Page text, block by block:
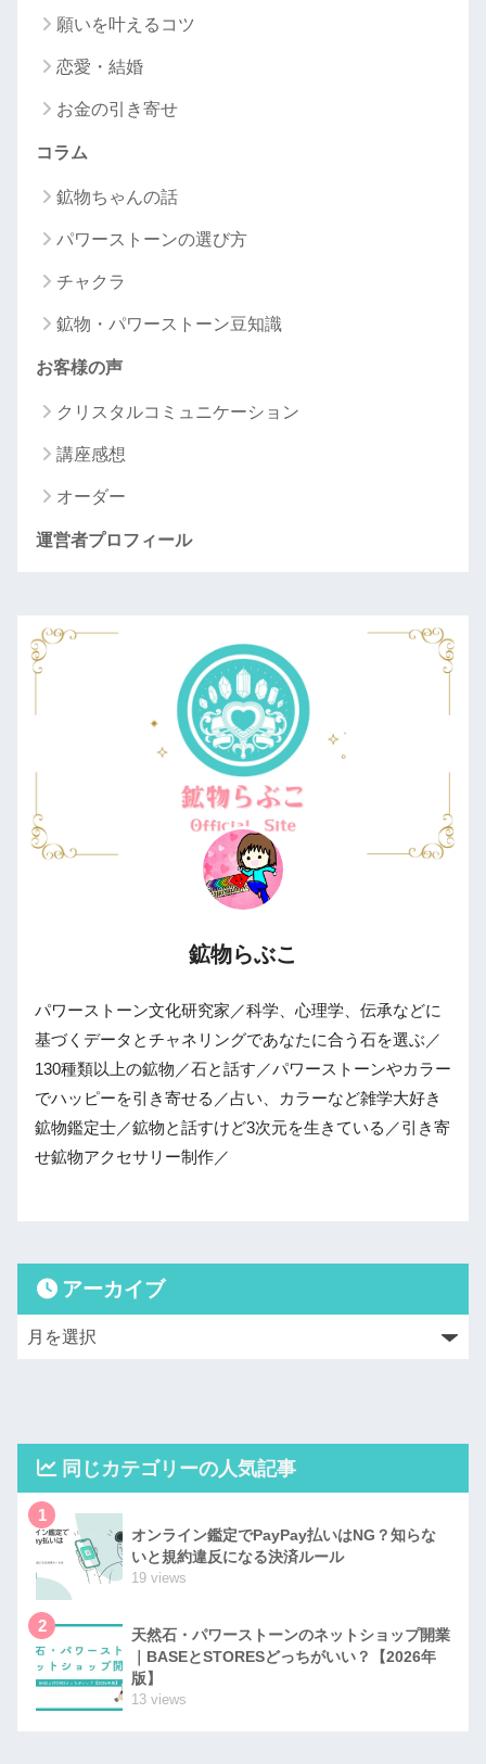
願いを叶えるコツ
恋愛・結婚
お金の引き寄せ
コラム
鉱物ちゃんの話
パワーストーンの選び方
チャクラ
鉱物・パワーストーン豆知識
お客様の声
クリスタルコミュニケーション
講座感想
オーダー
運営者プロフィール
鉱物らぶこ
パワーストーン文化研究家／科学、心理学、伝承などに
基づくデータとチャネリングであなたに合う石を選ぶ／
130種類以上の鉱物／石と話す／パワーストーンやカラー
でハッピーを引き寄せる／占い、カラーなど雑学大好き
鉱物鑑定士／鉱物と話すけど3次元を生きている／引き寄
せ鉱物アクセサリー制作／
アーカイブ
同じカテゴリーの人気記事
1
オンライン鑑定でPayPay払いはNG？知らな
いと規約違反になる決済ルール
19 views
2
天然石・パワーストーンのネットショップ開業
｜BASEとSTORESどっちがいい？【2026年
版】
13 views